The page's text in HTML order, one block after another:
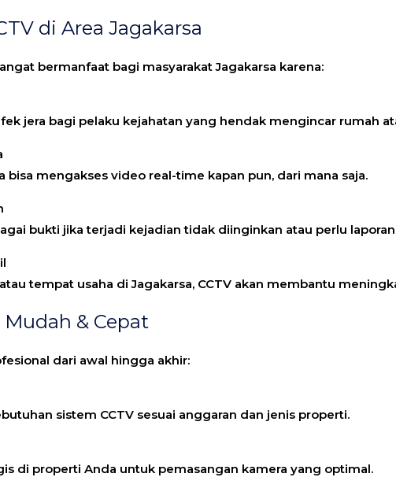
di Area Jagakarsa
bermanfaat bagi masyarakat Jagakarsa karena:
jera bagi pelaku kejahatan yang hendak mengincar rumah
mengakses video real-time kapan pun, dari mana saja.
bukti jika terjadi kejadian tidak diinginkan atau perlu
tempat usaha di Jagakarsa, CCTV akan membantu
Mudah & Cepat
dari awal hingga akhir:
sistem CCTV sesuai anggaran dan jenis properti.
di properti Anda untuk pemasangan kamera yang optimal.